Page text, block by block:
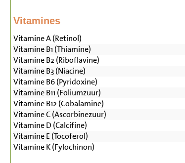
Vitamines
Vitamine A (Retinol)
Vitamine B1 (Thiamine)
Vitamine B2 (Riboflavine)
Vitamine B3 (Niacine)
Vitamine B6 (Pyridoxine)
Vitamine B11 (Foliumzuur)
Vitamine B12 (Cobalamine)
Vitamine C (Ascorbinezuur)
Vitamine D (Calcifine)
Vitamine E (Tocoferol)
Vitamine K (Fylochinon)